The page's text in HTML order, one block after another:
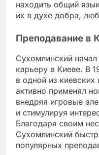
находить общий
их в духе добра,
Преподавание в
Сухомлинский
карьеру в Киеве. В
в одной из
активно применял
внедряя игровые
и стимулируя
Благодаря своим
Сухомлинский
популярных